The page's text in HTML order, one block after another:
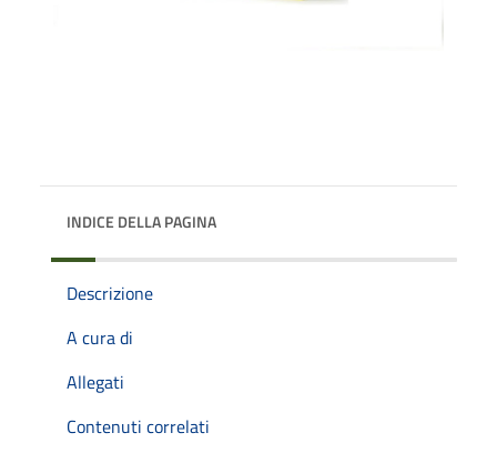
INDICE DELLA PAGINA
Descrizione
A cura di
Allegati
Contenuti correlati